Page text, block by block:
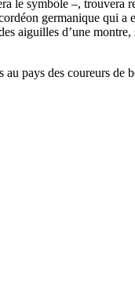
le symbole –, trouvera
germanique qui a
aiguilles d’une montre,
pays des coureurs de